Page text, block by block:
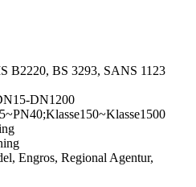
B2220, BS 3293, SANS 1123
DN1200
Engros, Regional Agentur,